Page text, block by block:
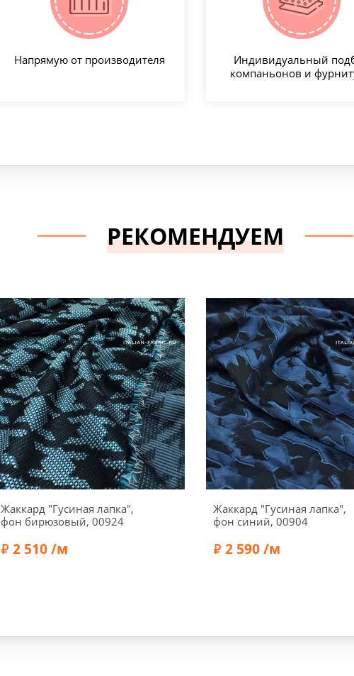
Напрямую от производителя
Индивидуальный
компаньонов и
РЕКОМЕНДУЕМ
Жаккард "Гусиная лапка",
фон бирюзовый, 00924
2 510 /м
Состав:
Вискоза 30%, Полиэстер
Жаккард "Гусиная лапка",
фон синий, 00904
2 590 /м
Состав:
Вискоза 50%,